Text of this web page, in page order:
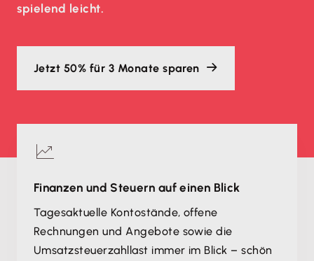
spielend leicht.
Jetzt 50% für 3 Monate sparen
Finanzen und Steuern auf einen Blick
Tagesaktuelle Kontostände, offene
Rechnungen und Angebote sowie die
Umsatzsteuerzahllast immer im Blick – schön